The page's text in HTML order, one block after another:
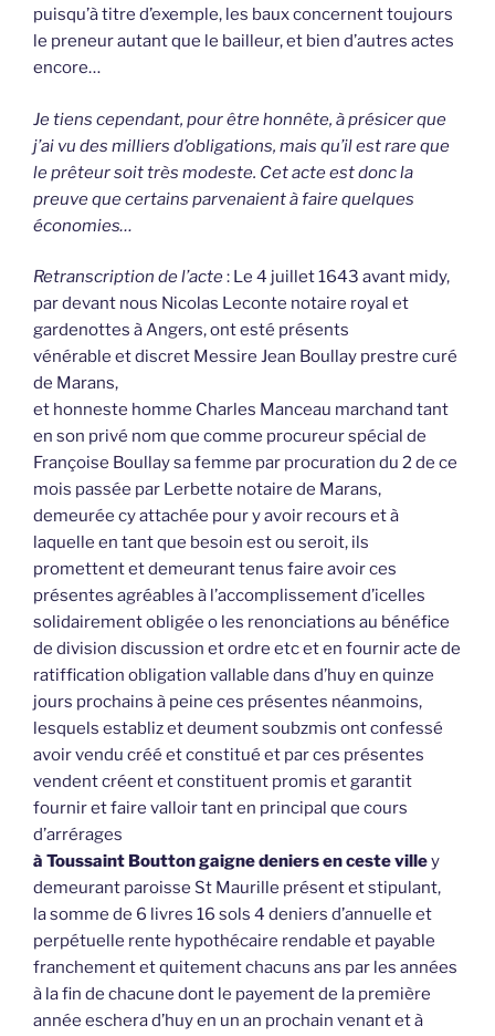
puisqu’à titre d’exemple, les baux concernent toujours
le preneur autant que le bailleur, et bien d’autres actes
encore…
Je tiens cependant, pour être honnête, à présicer que
j’ai vu des milliers d’obligations, mais qu’il est rare que
le prêteur soit très modeste. Cet acte est donc la
preuve que certains parvenaient à faire quelques
économies…
Retranscription de l’acte: Le 4 juillet 1643 avant midy,
par devant nous Nicolas Leconte notaire royal et
gardenottes à Angers, ont esté présents
vénérable et discret Messire Jean Boullay prestre curé
de Marans,
et honneste homme Charles Manceau marchand tant
en son privé nom que comme procureur spécial de
Françoise Boullay sa femme par procuration du 2 de ce
mois passée par Lerbette notaire de Marans,
demeurée cy attachée pour y avoir recours et à
laquelle en tant que besoin est ou seroit, ils
promettent et demeurant tenus faire avoir ces
présentes agréables à l’accomplissement d’icelles
solidairement obligée o les renonciations au bénéfice
de division discussion et ordre etc et en fournir acte de
ratiffication obligation vallable dans d’huy en quinze
jours prochains à peine ces présentes néanmoins,
lesquels establiz et deument soubzmis ont confessé
avoir vendu créé et constitué et par ces présentes
vendent créent et constituent promis et garantit
fournir et faire valloir tant en principal que cours
d’arrérages
à Toussaint Boutton gaigne deniers en ceste villey
demeurant paroisse St Maurille présent et stipulant,
la somme de 6 livres 16 sols 4 deniers d’annuelle et
perpétuelle rente hypothécaire rendable et payable
franchement et quitement chacuns ans par les années
à la fin de chacune dont le payement de la première
année eschera d’huy en un an prochain venant et à